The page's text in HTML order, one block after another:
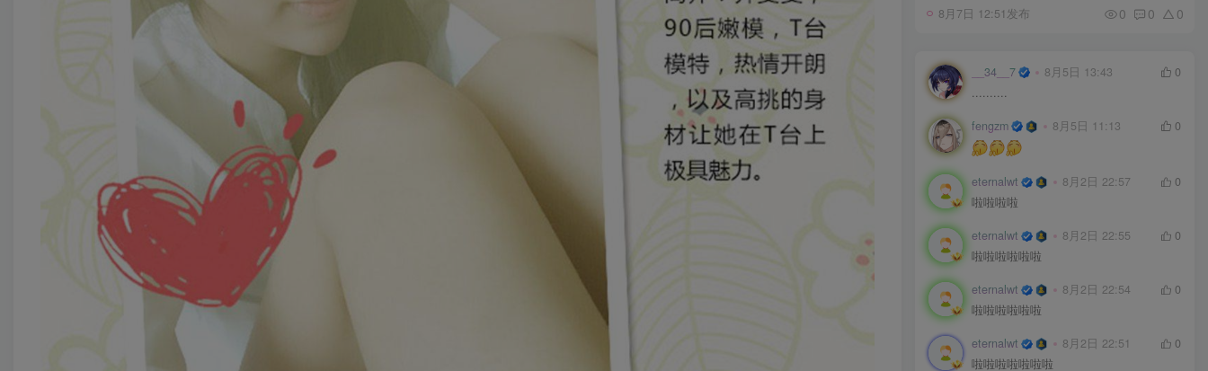
8月7日 12:51发布 0 0 0
__34__7 8月5日 13:43
0
..........
fengzm 8月5日 11:13 0
eternalwt 8月2日 22:57
0
啦啦啦啦
eternalwt 8月2日 22:55
0
啦啦啦啦啦啦
eternalwt 8月2日 22:54
0
啦啦啦啦啦啦
eternalwt 8月2日 22:51
0
啦啦啦啦啦啦啦